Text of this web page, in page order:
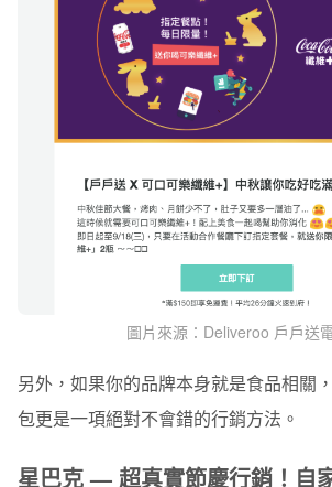
圖片來源：Deliveroo 戶戶送
另外，如果你的品牌本身就是食品相關
包更是一項絕對不會錯的行銷方法。
星巴克 — 超真實節慶行銷！自